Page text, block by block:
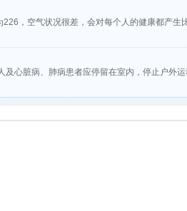
，空气状况很差，会对每个人的健康都产生
及心脏病、肺病患者应停留在室内，停止户外